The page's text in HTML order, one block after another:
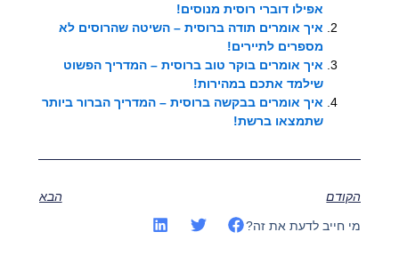
אפילו דוברי רוסית מנוסים!
איך אומרים תודה ברוסית – השיטה שהרוסים לא
מספרים לתיירים!
איך אומרים בוקר טוב ברוסית – המדריך הפשוט
שילמד אתכם במהירות!
איך אומרים בבקשה ברוסית – המדריך הברור ביותר
שתמצאו ברשת!
הקודם הבא
מי חייב לדעת את זה?